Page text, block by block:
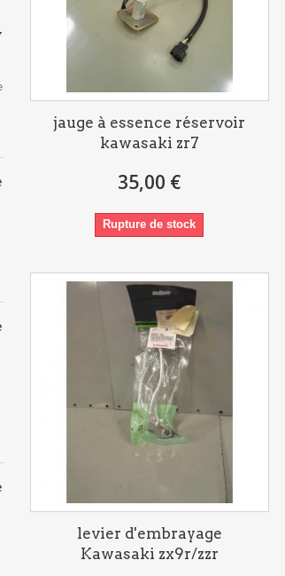
jauge à essence réservoir
kawasaki zr7
35,00 €
Rupture de stock
levier d'embrayage
Kawasaki zx9r/zzr